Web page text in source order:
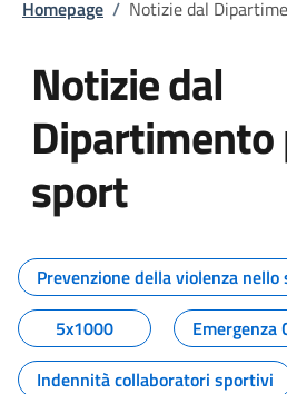
Homepage / Notizie dal
Notizie dal
Dipartimento
sport
Tutti i contenuti
Prevenzione della violenza
5x1000
Emergenza
Indennità collaboratori sportivi